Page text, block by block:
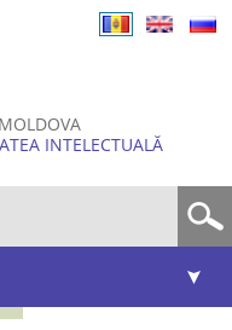
INTELECTUALĂ